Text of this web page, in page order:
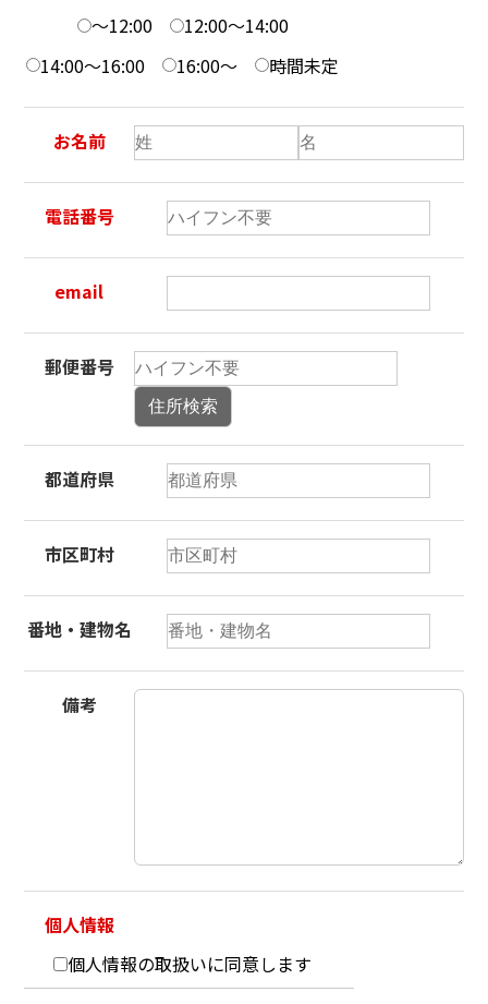
～12:00
12:00～14:00
14:00～16:00
16:00～ 時間未定
お名前
電話番号
email
郵便番号
住所検索
都道府県
市区町村
番地・建物名
備考
個人情報
個人情報の取扱いに同意します